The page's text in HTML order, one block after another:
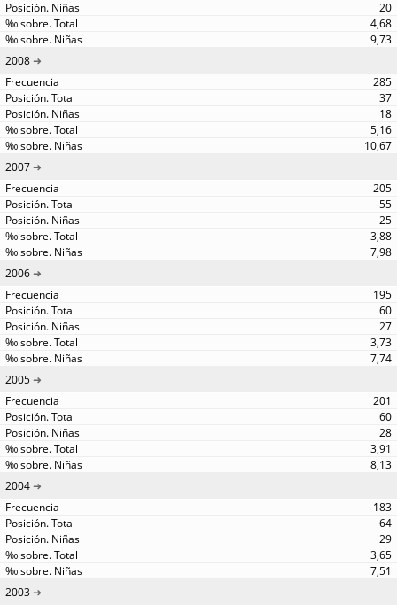
20
4,68
9,73
2008
285
37
18
5,16
10,67
2007
205
55
25
3,88
7,98
2006
195
60
27
3,73
7,74
2005
201
60
28
3,91
8,13
2004
183
64
29
3,65
7,51
2003